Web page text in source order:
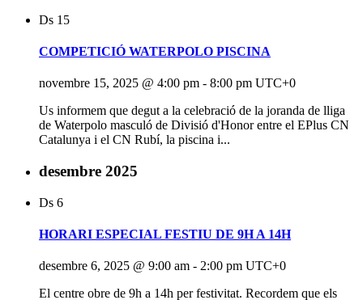
Ds 15
COMPETICIÓ WATERPOLO PISCINA
novembre 15, 2025 @ 4:00 pm - 8:00 pm UTC+0
Us informem que degut a la celebració de la joranda de lliga
de Waterpolo masculó de Divisió d'Honor entre el EPlus CN
Catalunya i el CN Rubí, la piscina i...
desembre 2025
Ds 6
HORARI ESPECIAL FESTIU DE 9H A 14H
desembre 6, 2025 @ 9:00 am - 2:00 pm UTC+0
El centre obre de 9h a 14h per festivitat. Recordem que els